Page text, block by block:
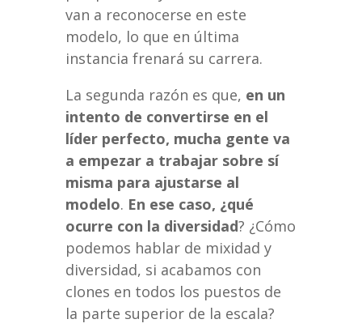
van a reconocerse en este
modelo, lo que en última
instancia frenará su carrera.
La segunda razón es que, en un
intento de convertirse en el
líder perfecto, mucha gente va
a empezar a trabajar sobre sí
misma para ajustarse al
modelo. En ese caso, ¿qué
ocurre con la diversidad? ¿Cómo
podemos hablar de mixidad y
diversidad, si acabamos con
clones en todos los puestos de
la parte superior de la escala?